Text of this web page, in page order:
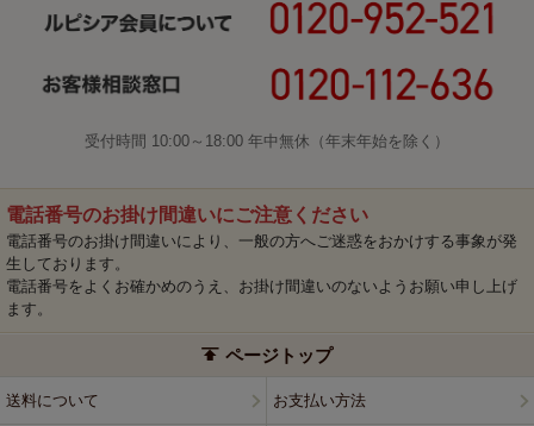
受付時間 10:00～18:00 年中無休（年末年始を除く）
電話番号のお掛け間違いにご注意ください
電話番号のお掛け間違いにより、一般の方へご迷惑をおかけする事象が発
生しております。
電話番号をよくお確かめのうえ、お掛け間違いのないようお願い申し上げ
ます。
ページトップ
送料について お支払い方法